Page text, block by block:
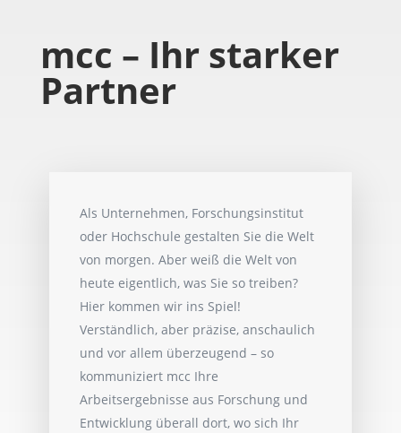
mcc – Ihr starker
Partner
Als Unternehmen, Forschungsinstitut
oder Hochschule gestalten Sie die Welt
von morgen. Aber weiß die Welt von
heute eigentlich, was Sie so treiben?
Hier kommen wir ins Spiel!
Verständlich, aber präzise, anschaulich
und vor allem überzeugend – so
kommuniziert mcc Ihre
Arbeitsergebnisse aus Forschung und
Entwicklung überall dort, wo sich Ihr